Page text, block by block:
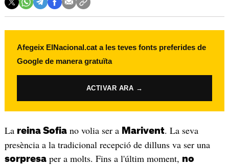
Afegeix ElNacional.cat a les teves fonts preferides de
Google de manera gratuïta
ACTIVAR ARA →
La reina Sofiano volia ser a Marivent. La seva
presència a la tradicional recepció de dilluns va ser una
sorpresaper a molts. Fins a l'últim moment, no